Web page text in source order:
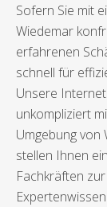
Sofern Sie mit
Wiedemar
erfahrenen
schnell für
Unsere
unkompliziert
Umgebung von
stellen Ihnen
Fachkräften